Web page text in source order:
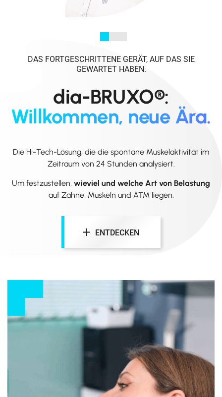
DAS FORTGESCHRITTENE GERÄT, AUF DAS SIE
GEWARTET HABEN.
dia-BRUXO®:
Willkommen, neue Ära.
Die Hi-Tech-Lösung, die die spontane Muskelaktivität im
Zeitraum von 24 Stunden analysiert.
Um festzustellen, wieviel und welche Art von Belastung
auf Zähne, Muskeln und ATM liegen.
ENTDECKEN